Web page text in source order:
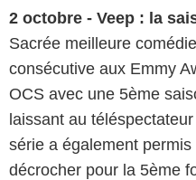
2 octobre - Veep : la
Sacrée meilleure
consécutive aux Emmy
OCS avec une 5ème
laissant au
série a également
décrocher pour la 5ème